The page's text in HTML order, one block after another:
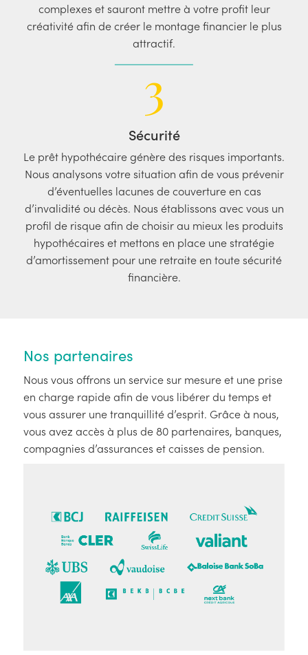
complexes et sauront mettre à votre profit leur
créativité afin de créer le montage financier le plus
attractif.
3
Sécurité
Le prêt hypothécaire génère des risques importants.
Nous analysons votre situation afin de vous prévenir
d’éventuelles lacunes de couverture en cas
d’invalidité ou décès. Nous établissons avec vous un
profil de risque afin de choisir au mieux les produits
hypothécaires et mettons en place une stratégie
d’amortissement pour une retraite en toute sécurité
financière.
Nos partenaires
Nous vous offrons un service sur mesure et une prise
en charge rapide afin de vous libérer du temps et
vous assurer une tranquillité d’esprit. Grâce à nous,
vous avez accès à plus de 80 partenaires, banques,
compagnies d’assurances et caisses de pension.